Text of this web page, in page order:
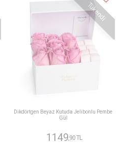
Tükendi
Dikdörtgen Beyaz Kutuda Jelibonlu Pembe
Gül
1149,90 TL